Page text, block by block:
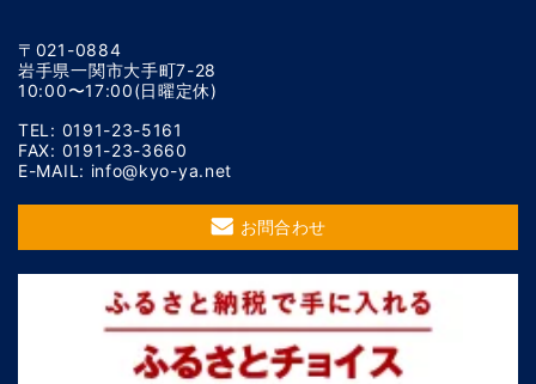
〒021-0884
岩手県一関市大手町7-28
10:00〜17:00(日曜定休)
TEL: 0191-23-5161
FAX: 0191-23-3660
E-MAIL: info@kyo-ya.net
お問合わせ